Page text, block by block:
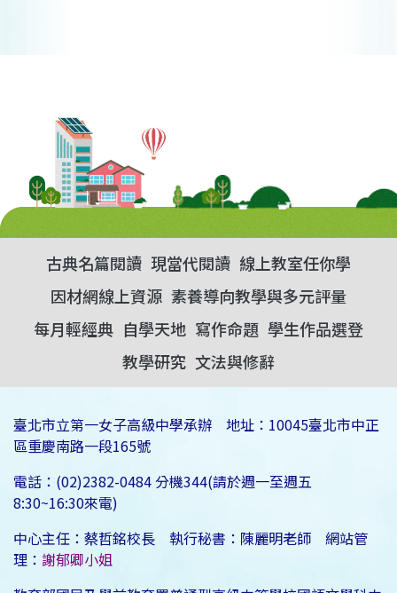
古典名篇閱讀 現當代閱讀 線上教室任你學
因材網線上資源 素養導向教學與多元評量
每月輕經典 自學天地 寫作命題 學生作品選登
教學研究 文法與修辭
臺北市立第一女子高級中學承辦 地址：10045臺北市中正
區重慶南路一段165號
電話：(02)2382-0484 分機344(請於週一至週五
8:30~16:30來電)
中心主任：蔡哲銘校長 執行秘書：陳麗明老師 網站管
理： 謝郁卿小姐